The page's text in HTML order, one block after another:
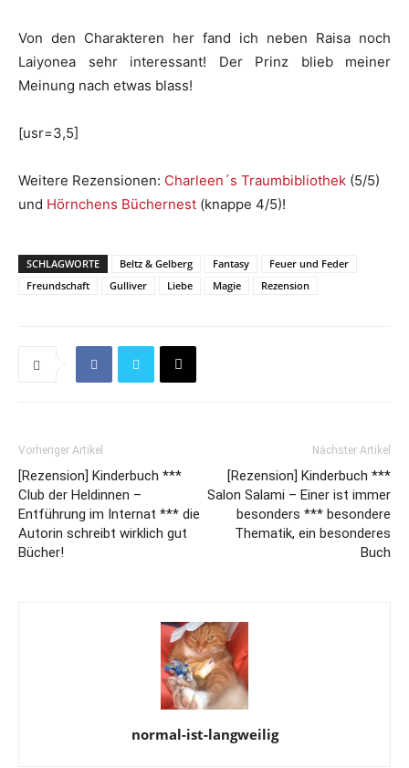
Von den Charakteren her fand ich neben Raisa noch
Laiyonea sehr interessant! Der Prinz blieb meiner
Meinung nach etwas blass!
[usr=3,5]
Weitere Rezensionen: Charleen´s Traumbibliothek (5/5)
und Hörnchens Büchernest (knappe 4/5)!
SCHLAGWORTE Beltz & Gelberg Fantasy
Feuer und Feder
Freundschaft
Gulliver Liebe Magie Rezension
Vorheriger Artikel
[Rezension] Kinderbuch ***
Club der Heldinnen –
Entführung im Internat *** die
Autorin schreibt wirklich gut
Bücher!
Nächster Artikel
[Rezension] Kinderbuch ***
Salon Salami – Einer ist immer
besonders *** besondere
Thematik, ein besonderes
Buch
normal-ist-langweilig